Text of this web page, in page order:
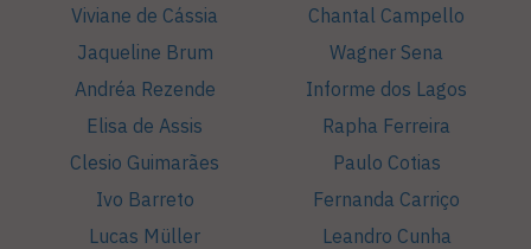
Viviane de Cássia
Jaqueline Brum
Andréa Rezende
Elisa de Assis
Clesio Guimarães
Ivo Barreto
Lucas Müller
Chantal Campello
Wagner Sena
Informe dos Lagos
Rapha Ferreira
Paulo Cotias
Fernanda Carriço
Leandro Cunha